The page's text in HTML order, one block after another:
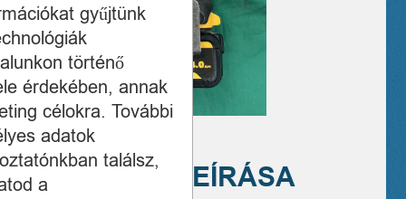
A TERMÉK LEÍRÁSA
gyűjtünk
történő
érdekében, annak
célokra. További
adatok
találsz,
a